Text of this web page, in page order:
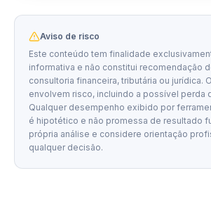
Aviso de risco
Este conteúdo tem finalidade
informativa e não constitui recomendação
consultoria financeira, tributária ou jurídica.
envolvem risco, incluindo a possível perda
Qualquer desempenho exibido por
é hipotético e não promessa de resultado
própria análise e considere orientação
qualquer decisão.